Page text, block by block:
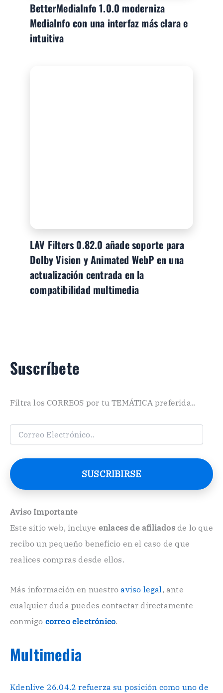
BetterMediaInfo 1.0.0 moderniza
MediaInfo con una interfaz más clara e
intuitiva
LAV Filters 0.82.0 añade soporte para
Dolby Vision y Animated WebP en una
actualización centrada en la
compatibilidad multimedia
Suscríbete
Filtra los CORREOS por tu TEMÁTICA preferida..
C
e
o
e
t
ó
n
o
.
SUSCRIBIRSE
Aviso Importante
Este sitio web, incluye enlaces de afiliadosde lo que
recibo un pequeño beneficio en el caso de que
realices compras desde ellos.
Más información en nuestroaviso legal , ante
cualquier duda puedes contactar directamente
conmigo correo electrónico.
Multimedia
Kdenlive 26.04.2 refuerza su posición como uno de